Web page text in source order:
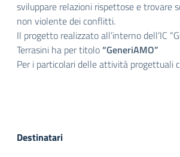
sviluppare relazioni rispettose e trovare
non violente dei conflitti.
Il progetto realizzato all’interno dell’IC
Terrasini ha per titolo“GeneriAMO”
Per i particolari delle attività progettuali
Destinatari